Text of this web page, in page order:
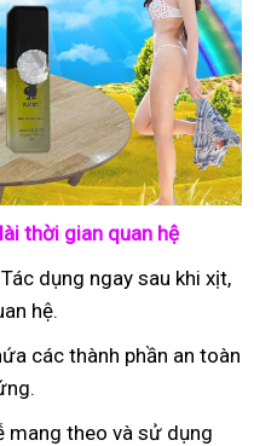
thời gian quan hệ
dụng ngay sau khi xịt,
hệ.
các thành phần an toàn
mang theo và sử dụng